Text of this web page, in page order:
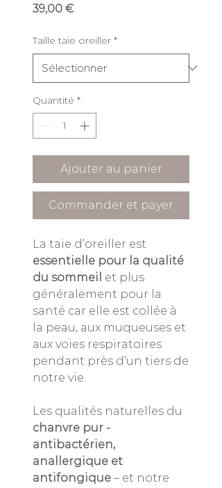
39,00 €Prix
Taille taie oreiller *
Quantité *
Ajouter au panier
Commander et payer
La taie d’oreiller est
essentielle pour la qualité
du sommeil et plus
généralement pour la
santé car elle est collée à
la peau, aux muqueuses et
aux voies respiratoires
pendant près d’un tiers de
notre vie.
Les qualités naturelles du
chanvre pur -
antibactérien,
anallergique et
antifongique – et notre